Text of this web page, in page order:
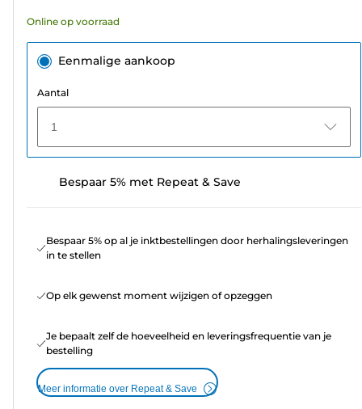
Online op voorraad
Eenmalige aankoop
Aantal
1
Bespaar 5% met Repeat & Save
Bespaar 5% op al je inktbestellingen door herhalingsleveringen
in te stellen
Op elk gewenst moment wijzigen of opzeggen
Je bepaalt zelf de hoeveelheid en leveringsfrequentie van je
bestelling
Meer informatie over Repeat & Save